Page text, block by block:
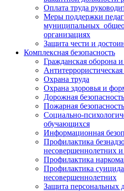
Оплата труда
Меры поддержки
муниципальных
организациях
Защита чести и
Комплексная безопасность
Гражданская оборона
Антитеррористическая
Охрана труда
Охрана здоровья и
Дорожная безопасность
Пожарная безопасность
Социально-
обучающихся
Информационная
Профилактика
несовершеннолетних
Профилактика
Профилактика
несовершеннолетних
Защита персональных